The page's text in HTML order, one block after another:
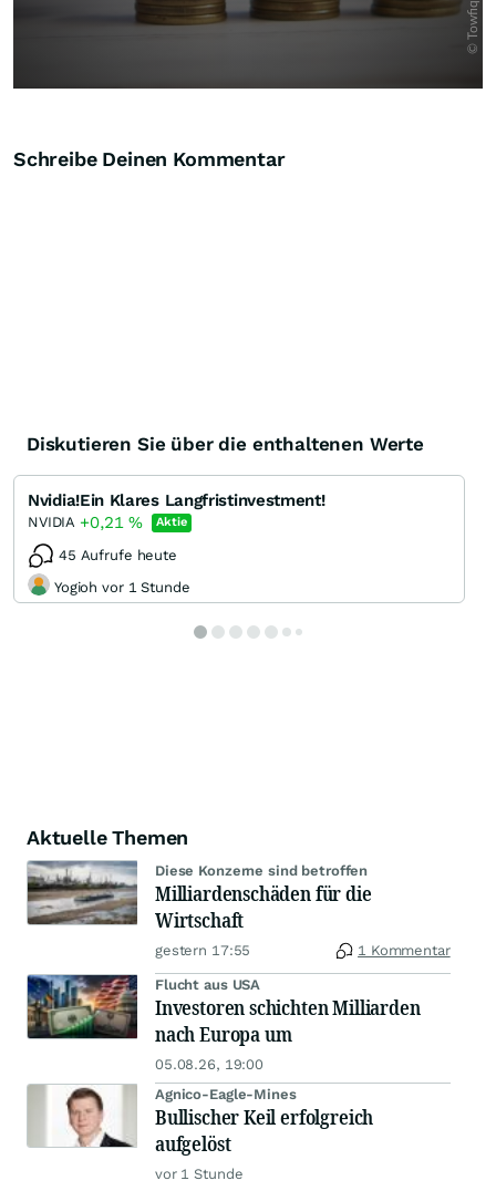
Schreibe Deinen Kommentar
Diskutieren Sie über die enthaltenen Werte
Nvidia!Ein Klares Langfristinvestment!
NVIDIA +0,21% Aktie
45 Aufrufe heute
Yogioh vor 1 Stunde
Aktuelle Themen
Diese Konzerne sind betroffen
Milliardenschäden für die
Wirtschaft
gestern 17:55 1 Kommentar
Flucht aus USA
Investoren schichten Milliarden
nach Europa um
05.08.26, 19:00
Agnico-Eagle-Mines
Bullischer Keil erfolgreich
aufgelöst
vor 1 Stunde